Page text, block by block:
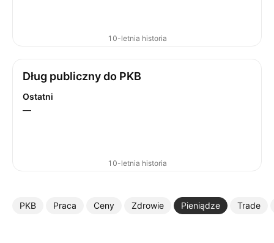
10-letnia historia
Dług publiczny do PKB
Ostatni
—
10-letnia historia
PKB Praca Ceny Zdrowie Pieniądze Trade
Więcej